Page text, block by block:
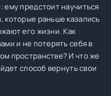
предстоит научиться
которые раньше казались
его жизни. Как
и не потерять себя в
пространстве? И что же
способ вернуть свои